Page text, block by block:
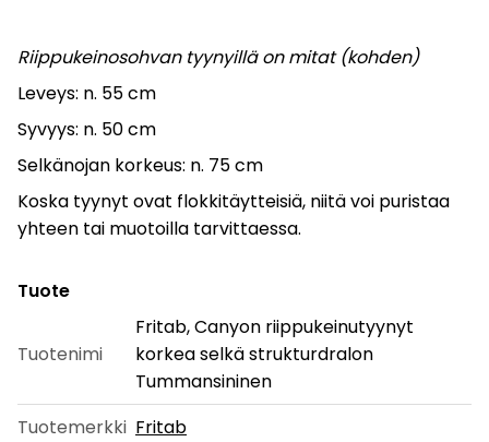
Riippukeinosohvan tyynyillä on mitat (kohden)
Leveys: n. 55 cm
Syvyys: n. 50 cm
Selkänojan korkeus: n. 75 cm
Koska tyynyt ovat flokkitäytteisiä, niitä voi puristaa
yhteen tai muotoilla tarvittaessa.
Tuote
Tuotenimi
Fritab, Canyon riippukeinutyynyt
korkea selkä strukturdralon
Tummansininen
Tuotemerkki Fritab